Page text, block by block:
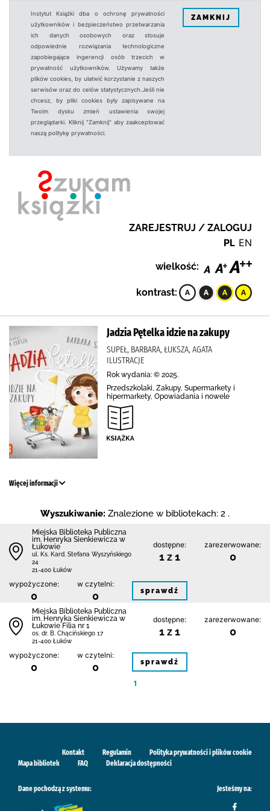
Instytut Książki dba o ochronę prywatności
użytkowników i bezpieczeństwo przetwarzania
ich danych osobowych oraz stosuje
odpowiednie rozwiązania technologiczne
zapobiegające ingerencji osób trzecich w
prywatność użytkowników. Używamy także
plików cookies, by ułatwić korzystanie z naszych
serwisów oraz do celów statystycznych.Jeśli nie
chcesz, by pliki cookies były zapisywane na
Twoim dysku zmień ustawienia swojej
przeglądarki. Kliknij "Zamknij" aby zaakceptować
naszą politykę prywatności.
ZAMKNIJ
ZAREJESTRUJ / ZALOGUJ
PL EN
wielkość:
kontrast:
Jadzia Pętelka idzie na zakupy
SUPEŁ, BARBARA, ŁUKSZA, AGATA
ILUSTRACJE
Rok wydania: © 2025.
Przedszkolaki, Zakupy, Supermarkety i
hipermarkety, Opowiadania i nowele
Więcej informacji
Wyszukiwanie: Znalezione w bibliotekach: 2 .
Miejska Biblioteka Publiczna
im. Henryka Sienkiewicza w
Łukowie
ul. Ks. Kard. Stefana Wyszyńskiego
24
21-400 Łuków
dostępne:
1 z 1
zarezerwowane:
0
wypożyczone:
0
w czytelni:
0 sprawdź
Miejska Biblioteka Publiczna
im. Henryka Sienkiewicza w
Łukowie Filia nr 1
os. dr. B. Chącińskiego 17
21-400 Łuków
dostępne:
1 z 1
zarezerwowane:
0
wypożyczone:
0
w czytelni:
0 sprawdź
1
Kontakt Regulamin
Polityka prywatności i plików cookie
Mapa bibliotek
FAQ Deklaracja dostępności
Dane pochodzą z systemu: Jesteśmy na: